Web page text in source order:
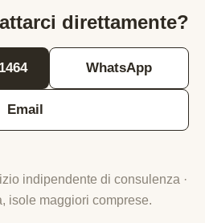
direttamente?
WhatsApp
Email
indipendente di consulenza ·
isole maggiori comprese.